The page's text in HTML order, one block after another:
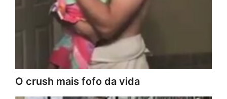
O crush mais fofo da vida